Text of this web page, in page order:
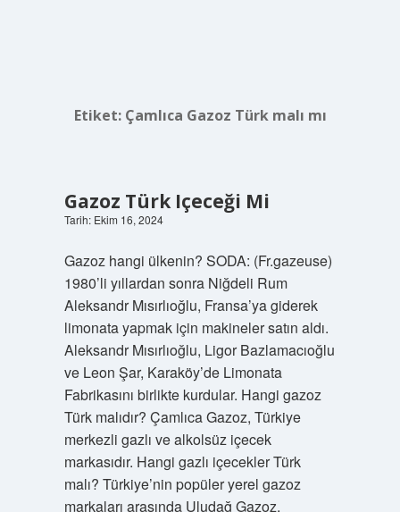
Etiket: Çamlıca Gazoz Türk malı mı
Gazoz Türk Içeceği Mi
Tarih: Ekim 16, 2024
Gazoz hangi ülkenin? SODA: (Fr.gazeuse)
1980’li yıllardan sonra Niğdeli Rum
Aleksandr Mısırlıoğlu, Fransa’ya giderek
limonata yapmak için makineler satın aldı.
Aleksandr Mısırlıoğlu, Ligor Bazlamacıoğlu
ve Leon Şar, Karaköy’de Limonata
Fabrikasını birlikte kurdular. Hangi gazoz
Türk malıdır? Çamlıca Gazoz, Türkiye
merkezli gazlı ve alkolsüz içecek
markasıdır. Hangi gazlı içecekler Türk
malı? Türkiye’nin popüler yerel gazoz
markaları arasında Uludağ Gazoz,